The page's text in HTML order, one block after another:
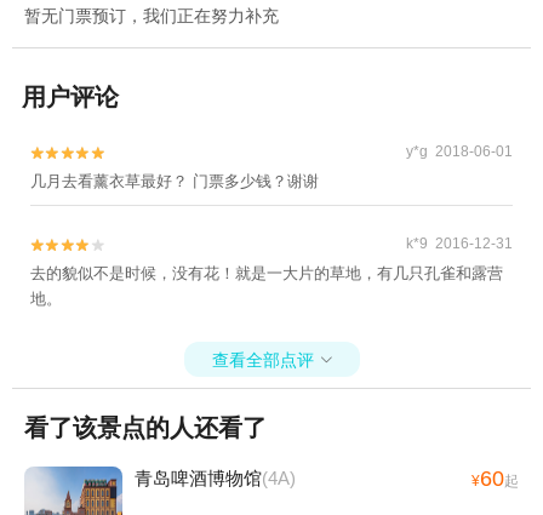
暂无门票预订，我们正在努力补充
用户评论

 y*g 2018-06-01
几月去看薰衣草最好？ 门票多少钱？谢谢

 k*9 2016-12-31
去的貌似不是时候，没有花！就是一大片的草地，有几只孔雀和露营
地。
查看全部点评 
看了该景点的人还看了
青岛啤酒博物馆(4A) ¥60起